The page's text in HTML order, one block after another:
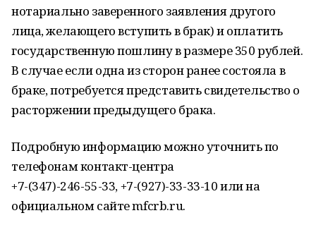
нотариально заверенного заявления другого
лица, желающего вступить в брак) и оплатить
государственную пошлину в размере 350 рублей.
В случае если одна из сторон ранее состояла в
браке, потребуется представить свидетельство о
расторжении предыдущего брака.
Подробную информацию можно уточнить по
телефонам контакт-центра
+7-(347)-246-55-33, +7-(927)-33-33-10 или на
официальном сайте mfcrb.ru.